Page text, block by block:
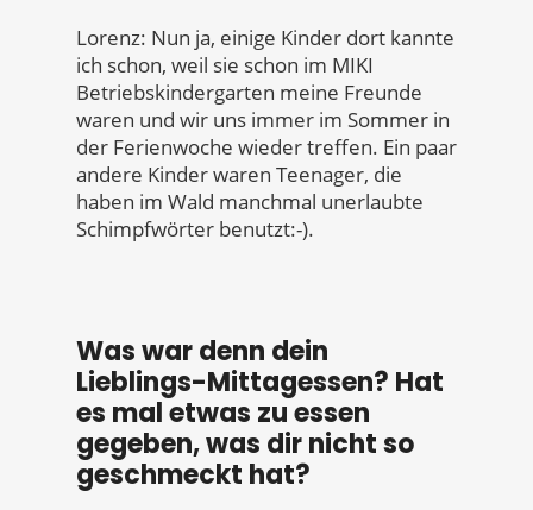
Lorenz: Nun ja, einige Kinder dort kannte
ich schon, weil sie schon im MIKI
Betriebskindergarten meine Freunde
waren und wir uns immer im Sommer in
der Ferienwoche wieder treffen. Ein paar
andere Kinder waren Teenager, die
haben im Wald manchmal unerlaubte
Schimpfwörter benutzt:-).
Was war denn dein
Lieblings-Mittagessen? Hat
es mal etwas zu essen
gegeben, was dir nicht so
geschmeckt hat?